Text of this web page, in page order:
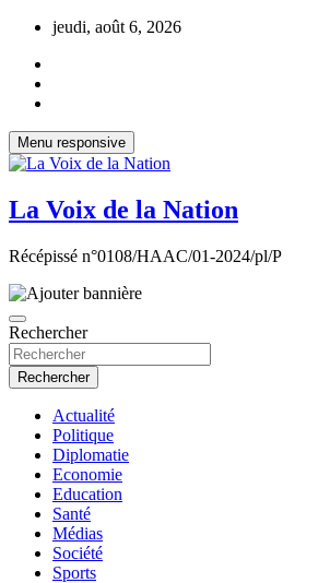
Aller
contenu
jeudi, août 6, 2026
Menu responsive
La Voix de la Nation
Récépissé n°0108/HAAC/01-2024/pl/P
Rechercher
Rechercher
Actualité
Politique
Diplomatie
Economie
Education
Santé
Médias
Société
Sports